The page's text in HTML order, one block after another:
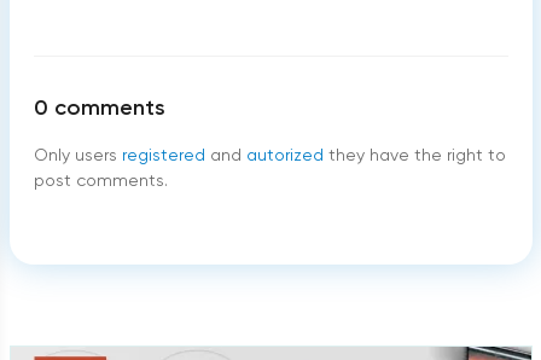
0 comments
Only users registered and autorized they have the right to
post comments.